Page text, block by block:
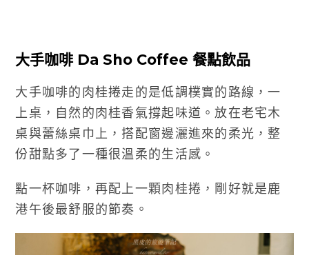
大手咖啡 Da Sho Coffee 餐點飲品
大手咖啡的肉桂捲走的是低調樸實的路線，一
上桌，自然的肉桂香氣撐起味道。放在老宅木
桌與蕾絲桌巾上，搭配窗邊灑進來的柔光，整
份甜點多了一種很溫柔的生活感。
點一杯咖啡，再配上一顆肉桂捲，剛好就是鹿
港午後最舒服的節奏。